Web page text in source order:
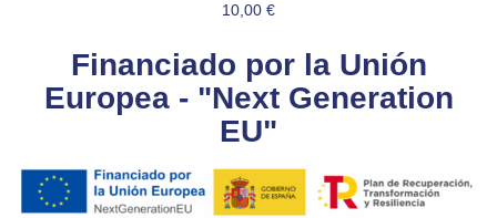
10,00 €
Financiado por la Unión
Europea - "Next Generation
EU"